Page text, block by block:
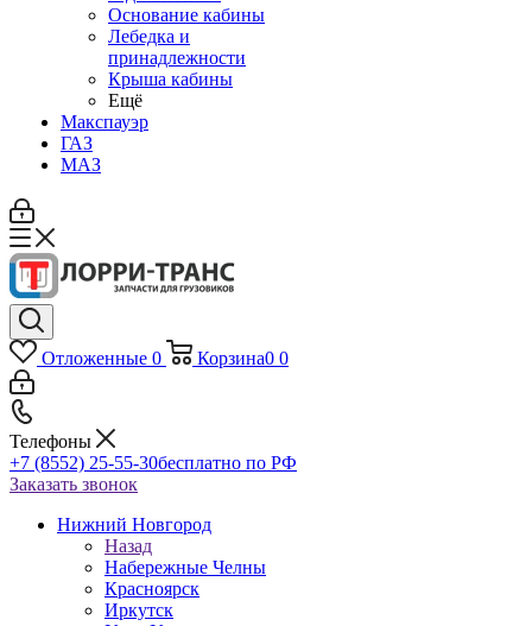
Основание кабины
Лебедка и
принадлежности
Крыша кабины
Ещё
Макспауэр
ГАЗ
МАЗ
Отложенные 0 Корзина0 0
Телефоны
+7 (8552) 25-55-30бесплатно по РФ
Заказать звонок
Нижний Новгород
Назад
Набережные Челны
Красноярск
Иркутск